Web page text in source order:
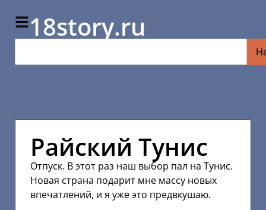
18story.ru
Райский Тунис
Отпуск. В этот раз наш выбор пал на Тунис.
Новая страна подарит мне массу новых
впечатлений, и я уже это предвкушаю.